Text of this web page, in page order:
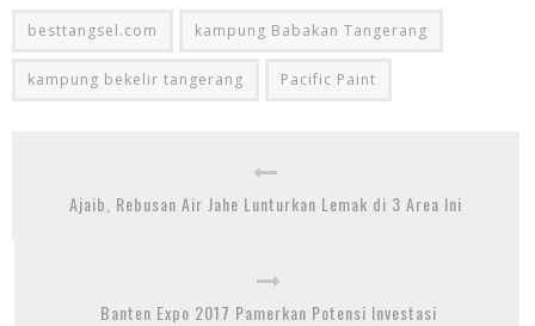
besttangsel.com kampung Babakan Tangerang
kampung bekelir tangerang Pacific Paint
Ajaib, Rebusan Air Jahe Lunturkan Lemak di 3 Area Ini
Banten Expo 2017 Pamerkan Potensi Investasi